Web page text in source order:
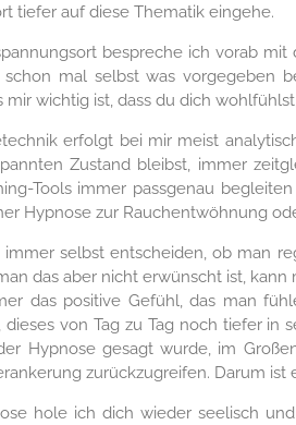
tiefer auf diese Thematik eingehe.
bespreche ich vorab
schon mal selbst was vorgegeben
mir wichtig ist, dass du dich
erfolgt bei mir meist
Zustand bleibst, immer
Tools immer passgenau
Hypnose zur Rauchentwöhnung
immer selbst entscheiden, ob man
das aber nicht erwünscht ist,
das positive Gefühl, das man
dieses von Tag zu Tag noch tiefer
Hypnose gesagt wurde, im
zurückzugreifen. Darum ist
hole ich dich wieder seelisch